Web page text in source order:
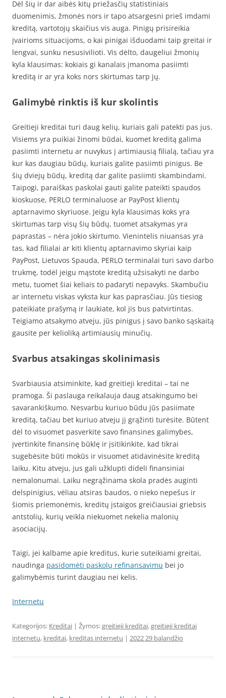
Dėl šių ir dar aibės kitų priežasčių statistiniais
duomenimis, žmonės nors ir tapo atsargesni prieš imdami
kreditą, vartotojų skaičius vis auga. Pinigų prisireikia
įvairioms situacijoms, o kai pinigai išduodami taip greitai ir
lengvai, sunku nesusivilioti. Vis dėlto, daugeliui žmonių
kyla klausimas: kokiais gi kanalais įmanoma pasiimti
kreditą ir ar yra koks nors skirtumas tarp jų.
Galimybė rinktis iš kur skolintis
Greitieji kreditai turi daug kelių, kuriais gali patekti pas jus.
Visiems yra puikiai žinomi būdai, kuomet kreditą galima
pasiimti internetu ar nuvykus į artimiausią filialą, tačiau yra
kur kas daugiau būdų, kuriais galite pasiimti pinigus. Be
šių dviejų būdų, kreditą dar galite pasiimti skambindami.
Taipogi, paraiškas paskolai gauti galite pateikti spaudos
kioskuose, PERLO terminaluose ar PayPost klientų
aptarnavimo skyriuose. Jeigu kyla klausimas koks yra
skirtumas tarp visų šių būdų, tuomet atsakymas yra
paprastas – nėra jokio skirtumo. Vienintelis niuansas yra
tas, kad filialai ar kiti klientų aptarnavimo skyriai kaip
PayPost, Lietuvos Spauda, PERLO terminalai turi savo darbo
trukmę, todėl jeigu mąstote kreditą užsisakyti ne darbo
metu, tuomet šiai keliais to padaryti nepavyks. Skambučiu
ar internetu viskas vyksta kur kas paprasčiau. Jūs tiesiog
pateikiate prašymą ir laukiate, kol jis bus patvirtintas.
Teigiamo atsakymo atveju, jūs pinigus į savo banko sąskaitą
gausite per kelioliką artimiausių minučių.
Svarbus atsakingas skolinimasis
Svarbiausia atsiminkite, kad greitieji kreditai – tai ne
pramoga. Ši paslauga reikalauja daug atsakingumo bei
savarankiškumo. Nesvarbu kuriuo būdu jūs pasiimate
kreditą, tačiau bet kuriuo atveju jį grąžinti turėsite. Būtent
dėl to visuomet pasverkite savo finansines galimybes,
įvertinkite finansinę būklę ir įsitikinkite, kad tikrai
sugebėsite būti mokūs ir visuomet atidavinėsite kreditą
laiku. Kitu atveju, jus gali užklupti dideli finansiniai
nemalonumai. Laiku negrąžinama skola pradės auginti
delspinigius, vėliau atsiras baudos, o nieko nepešus ir
šiomis priemonėmis, kreditų įstaigos greičiausiai griebsis
antstolių, kurių veikla niekuomet nekelia malonių
asociacijų.
Taigi, jei kalbame apie kreditus, kurie suteikiami greitai,
naudinga pasidomėti paskolų refinansavimu bei jo
galimybėmis turint daugiau nei kelis.
Internetu
Kategorijos: Kreditai | Žymos:greitieji kreditai,greitieji kreditai
internetu, kreditai, kreditas internetu | 2022 29 balandžio